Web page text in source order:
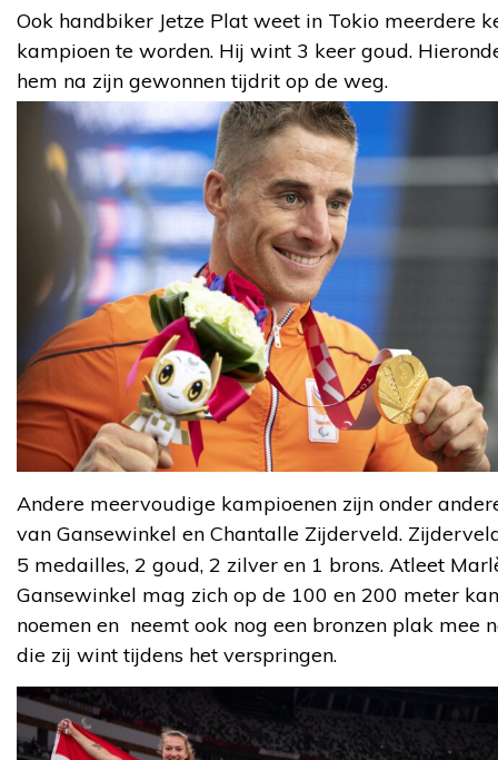
Ook handbiker Jetze Plat weet in Tokio meerdere
kampioen te worden. Hij wint 3 keer goud.
hem na zijn gewonnen tijdrit op de weg.
Andere meervoudige kampioenen zijn onder
van Gansewinkel en Chantalle Zijderveld.
5 medailles, 2 goud, 2 zilver en 1 brons. Atleet
Gansewinkel mag zich op de 100 en 200 meter
noemen en neemt ook nog een bronzen plak mee
die zij wint tijdens het verspringen.